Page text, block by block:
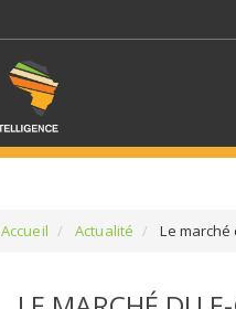
Accueil Actualité Le marché